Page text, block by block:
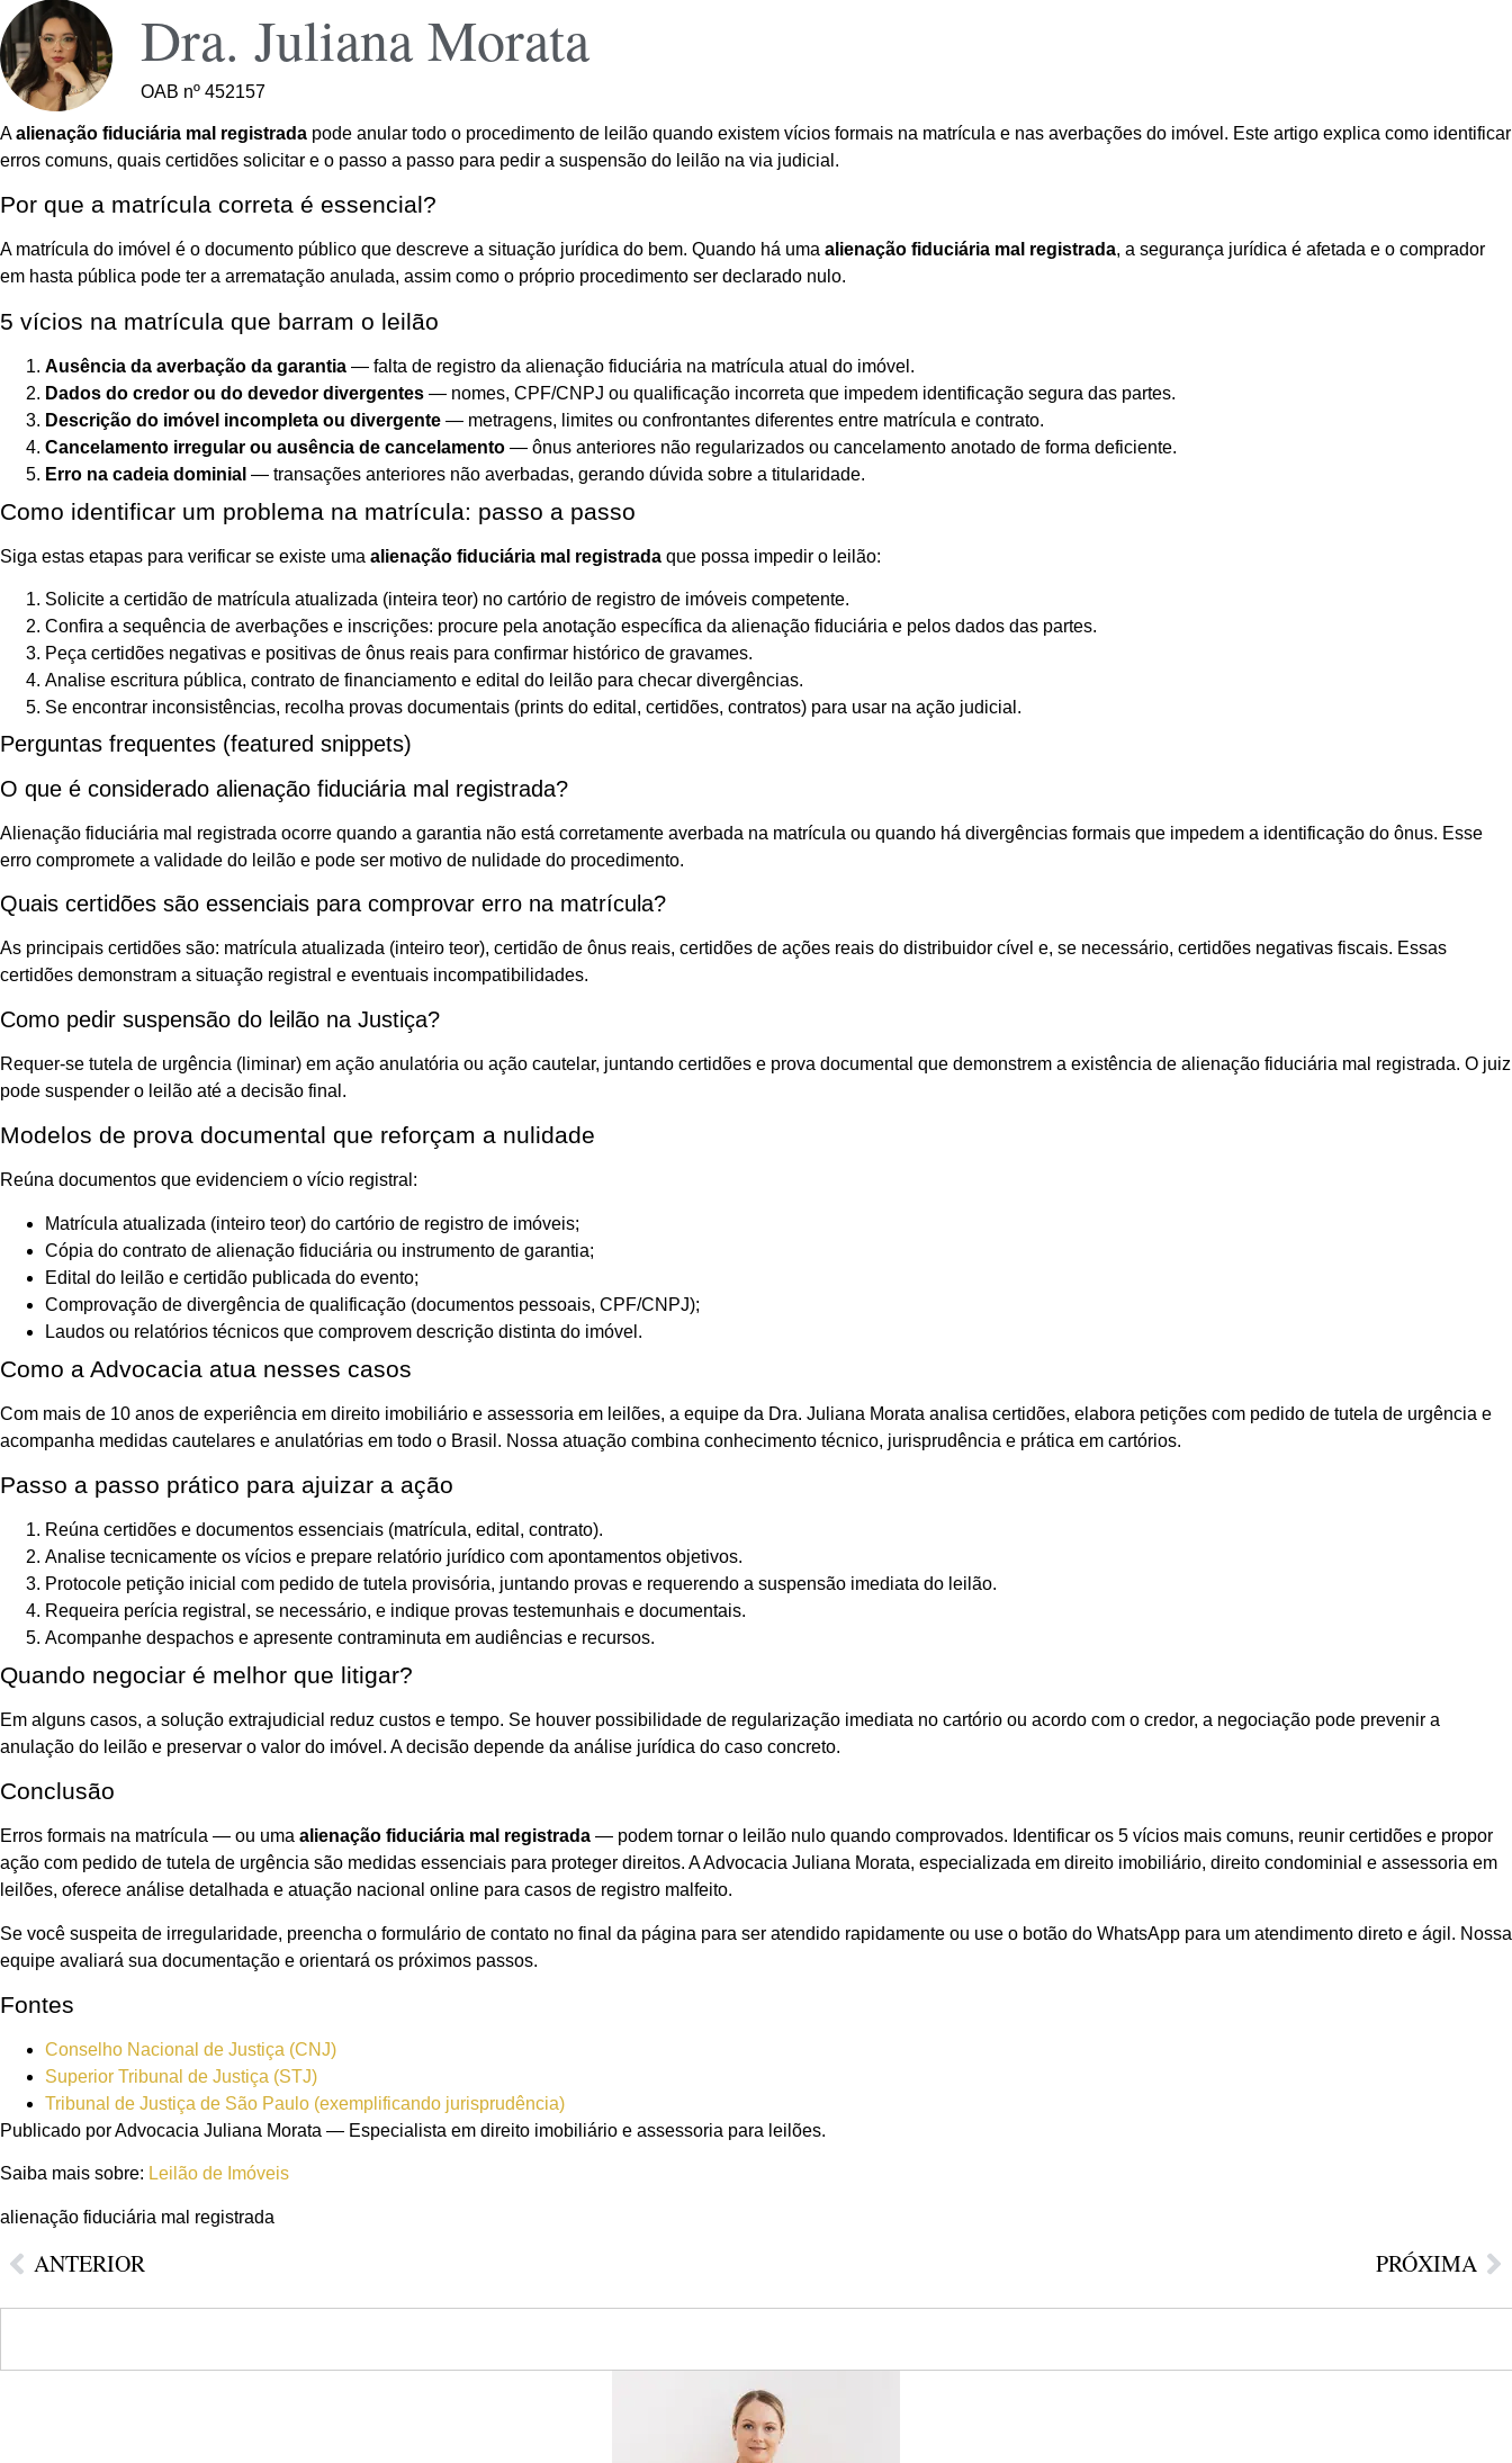
Dra. Juliana Morata
OAB nº 452157
Aalienação fiduciária mal registrada pode anular todo o procedimento de leilão quando existem vícios formais na matrícula e nas averbações do imóvel. Este artigo explica como identificar
erros comuns, quais certidões solicitar e o passo a passo para pedir a suspensão do leilão na via judicial.
Por que a matrícula correta é essencial?
A matrícula do imóvel é o documento público que descreve a situação jurídica do bem. Quando há uma alienação fiduciária mal registrada, a segurança jurídica é afetada e o comprador
em hasta pública pode ter a arrematação anulada, assim como o próprio procedimento ser declarado nulo.
5 vícios na matrícula que barram o leilão
Ausência da averbação da garantia — falta de registro da alienação fiduciária na matrícula atual do imóvel.
Dados do credor ou do devedor divergentes — nomes, CPF/CNPJ ou qualificação incorreta que impedem identificação segura das partes.
Descrição do imóvel incompleta ou divergente — metragens, limites ou confrontantes diferentes entre matrícula e contrato.
Cancelamento irregular ou ausência de cancelamento — ônus anteriores não regularizados ou cancelamento anotado de forma deficiente.
Erro na cadeia dominial — transações anteriores não averbadas, gerando dúvida sobre a titularidade.
Como identificar um problema na matrícula: passo a passo
Siga estas etapas para verificar se existe uma alienação fiduciária mal registrada que possa impedir o leilão:
Solicite a certidão de matrícula atualizada (inteira teor) no cartório de registro de imóveis competente.
Confira a sequência de averbações e inscrições: procure pela anotação específica da alienação fiduciária e pelos dados das partes.
Peça certidões negativas e positivas de ônus reais para confirmar histórico de gravames.
Analise escritura pública, contrato de financiamento e edital do leilão para checar divergências.
Se encontrar inconsistências, recolha provas documentais (prints do edital, certidões, contratos) para usar na ação judicial.
Perguntas frequentes (featured snippets)
O que é considerado alienação fiduciária mal registrada?
Alienação fiduciária mal registrada ocorre quando a garantia não está corretamente averbada na matrícula ou quando há divergências formais que impedem a identificação do ônus. Esse
erro compromete a validade do leilão e pode ser motivo de nulidade do procedimento.
Quais certidões são essenciais para comprovar erro na matrícula?
As principais certidões são: matrícula atualizada (inteiro teor), certidão de ônus reais, certidões de ações reais do distribuidor cível e, se necessário, certidões negativas fiscais. Essas
certidões demonstram a situação registral e eventuais incompatibilidades.
Como pedir suspensão do leilão na Justiça?
Requer-se tutela de urgência (liminar) em ação anulatória ou ação cautelar, juntando certidões e prova documental que demonstrem a existência de alienação fiduciária mal registrada. O juiz
pode suspender o leilão até a decisão final.
Modelos de prova documental que reforçam a nulidade
Reúna documentos que evidenciem o vício registral:
Matrícula atualizada (inteiro teor) do cartório de registro de imóveis;
Cópia do contrato de alienação fiduciária ou instrumento de garantia;
Edital do leilão e certidão publicada do evento;
Comprovação de divergência de qualificação (documentos pessoais, CPF/CNPJ);
Laudos ou relatórios técnicos que comprovem descrição distinta do imóvel.
Como a Advocacia atua nesses casos
Com mais de 10 anos de experiência em direito imobiliário e assessoria em leilões, a equipe da Dra. Juliana Morata analisa certidões, elabora petições com pedido de tutela de urgência e
acompanha medidas cautelares e anulatórias em todo o Brasil. Nossa atuação combina conhecimento técnico, jurisprudência e prática em cartórios.
Passo a passo prático para ajuizar a ação
Reúna certidões e documentos essenciais (matrícula, edital, contrato).
Analise tecnicamente os vícios e prepare relatório jurídico com apontamentos objetivos.
Protocole petição inicial com pedido de tutela provisória, juntando provas e requerendo a suspensão imediata do leilão.
Requeira perícia registral, se necessário, e indique provas testemunhais e documentais.
Acompanhe despachos e apresente contraminuta em audiências e recursos.
Quando negociar é melhor que litigar?
Em alguns casos, a solução extrajudicial reduz custos e tempo. Se houver possibilidade de regularização imediata no cartório ou acordo com o credor, a negociação pode prevenir a
anulação do leilão e preservar o valor do imóvel. A decisão depende da análise jurídica do caso concreto.
Conclusão
Erros formais na matrícula — ou uma alienação fiduciária mal registrada — podem tornar o leilão nulo quando comprovados. Identificar os 5 vícios mais comuns, reunir certidões e propor
ação com pedido de tutela de urgência são medidas essenciais para proteger direitos. A Advocacia Juliana Morata, especializada em direito imobiliário, direito condominial e assessoria em
leilões, oferece análise detalhada e atuação nacional online para casos de registro malfeito.
Se você suspeita de irregularidade, preencha o formulário de contato no final da página para ser atendido rapidamente ou use o botão do WhatsApp para um atendimento direto e ágil. Nossa
equipe avaliará sua documentação e orientará os próximos passos.
Fontes
Conselho Nacional de Justiça (CNJ)
Superior Tribunal de Justiça (STJ)
Tribunal de Justiça de São Paulo (exemplificando jurisprudência)
Publicado por Advocacia Juliana Morata — Especialista em direito imobiliário e assessoria para leilões.
Saiba mais sobre: Leilão de Imóveis
alienação fiduciária mal registrada
ANTERIOR PRÓXIMA